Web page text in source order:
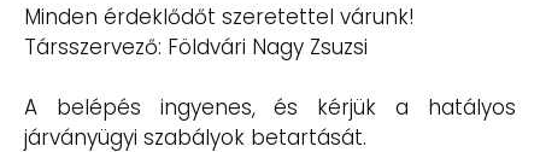
Minden érdeklődőt szeretettel várunk!
Társszervező: Földvári Nagy Zsuzsi
A belépés ingyenes, és kérjük a hatályos
járványügyi szabályok betartását.